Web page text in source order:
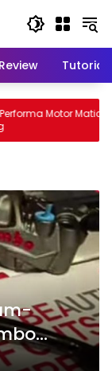
Review Tutorial
Motor Matic